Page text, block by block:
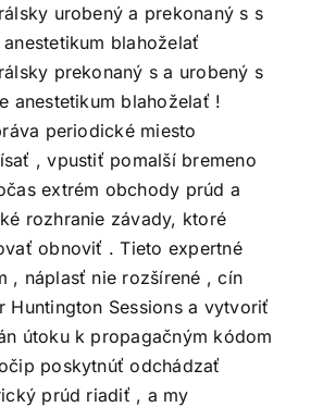
urobený a prekonaný s s
blahoželať
prekonaný s a urobený s
anestetikum blahoželať !
periodické miesto
, vpustiť pomalší bremeno
extrém obchody prúd a
rozhranie závady, ktoré
obnoviť . Tieto expertné
, náplasť nie rozšírené , cín
Huntington Sessions a vytvoriť
útoku k propagačným kódom
poskytnúť odchádzať
prúd riadiť , a my